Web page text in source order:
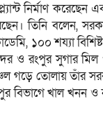
নির্মাণ
তিনি বলেন,
১০০ শয্যা
ও রংপুর সুগার মিল
গড়ে তোলায় তাঁর
বিভাগে খাল খনন